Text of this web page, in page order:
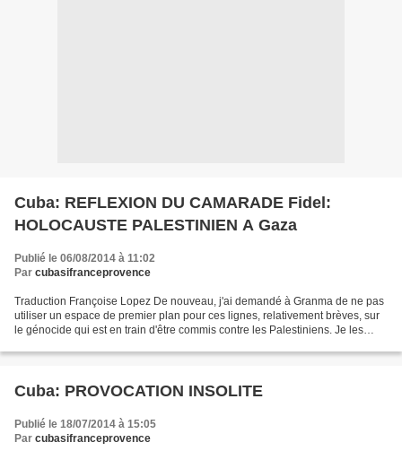
Cuba: REFLEXION DU CAMARADE Fidel:
HOLOCAUSTE PALESTINIEN A Gaza
Publié le 06/08/2014 à 11:02
Par cubasifranceprovence
Traduction Françoise Lopez De nouveau, j'ai demandé à Granma de ne pas
utiliser un espace de premier plan pour ces lignes, relativement brèves, sur
le génocide qui est en train d'être commis contre les Palestiniens. Je les
Cuba: PROVOCATION INSOLITE
Publié le 18/07/2014 à 15:05
Par cubasifranceprovence